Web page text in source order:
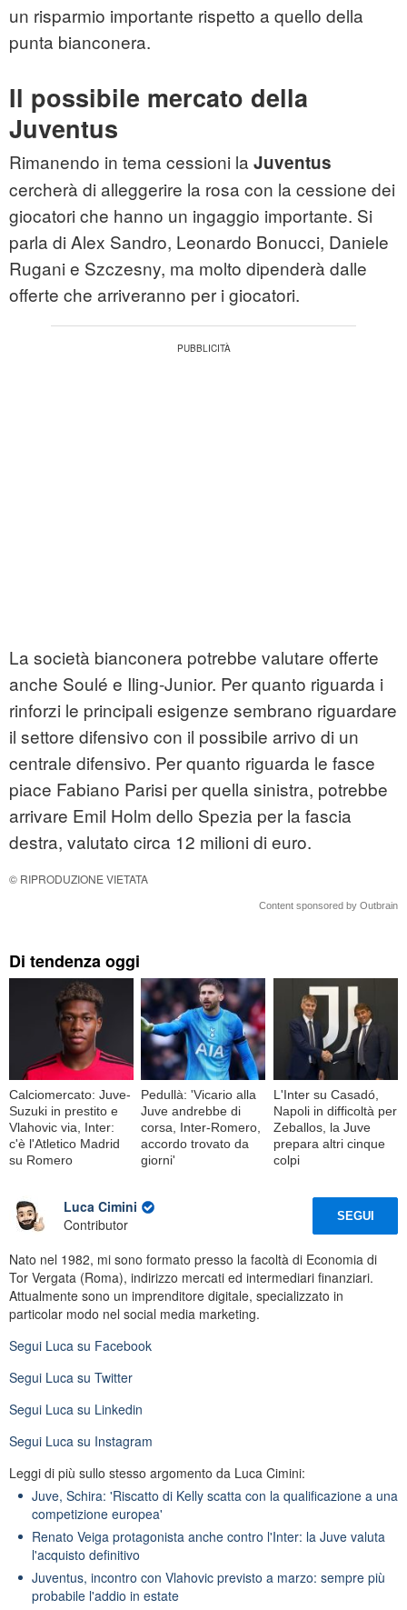
un risparmio importante rispetto a quello della
punta bianconera.
Il possibile mercato della
Juventus
Rimanendo in tema cessioni la Juventus
cercherà di alleggerire la rosa con la cessione dei
giocatori che hanno un ingaggio importante. Si
parla di Alex Sandro, Leonardo Bonucci, Daniele
Rugani e Szczesny, ma molto dipenderà dalle
offerte che arriveranno per i giocatori.
La società bianconera potrebbe valutare offerte
anche Soulé e Iling-Junior. Per quanto riguarda i
rinforzi le principali esigenze sembrano riguardare
il settore difensivo con il possibile arrivo di un
centrale difensivo. Per quanto riguarda le fasce
piace Fabiano Parisi per quella sinistra, potrebbe
arrivare Emil Holm dello Spezia per la fascia
destra, valutato circa 12 milioni di euro.
© RIPRODUZIONE VIETATA
Content sponsored by Outbrain
Di tendenza oggi
Calciomercato: Juve-
Suzuki in prestito e
Vlahovic via, Inter:
c'è l'Atletico Madrid
su Romero
Pedullà: 'Vicario alla
Juve andrebbe di
corsa, Inter-Romero,
accordo trovato da
giorni'
L'Inter su Casadó,
Napoli in difficoltà per
Zeballos, la Juve
prepara altri cinque
colpi
Luca Cimini
Contributor
SEGUI
Nato nel 1982, mi sono formato presso la facoltà di Economia di
Tor Vergata (Roma), indirizzo mercati ed intermediari finanziari.
Attualmente sono un imprenditore digitale, specializzato in
particolar modo nel social media marketing.
Segui Luca su Facebook
Segui Luca su Twitter
Segui Luca su Linkedin
Segui Luca su Instagram
Leggi di più sullo stesso argomento da Luca Cimini:
Juve, Schira: 'Riscatto di Kelly scatta con la qualificazione a una
competizione europea'
Renato Veiga protagonista anche contro l'Inter: la Juve valuta
l'acquisto definitivo
Juventus, incontro con Vlahovic previsto a marzo: sempre più
probabile l'addio in estate